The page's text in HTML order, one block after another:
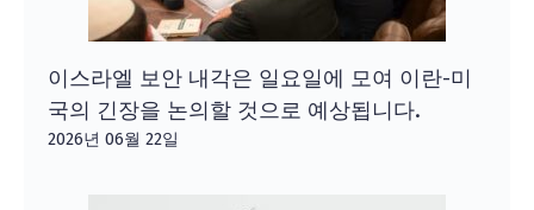
이스라엘 보안 내각은 일요일에 모여 이란-미
국의 긴장을 논의할 것으로 예상됩니다.
2026년 06월 22일